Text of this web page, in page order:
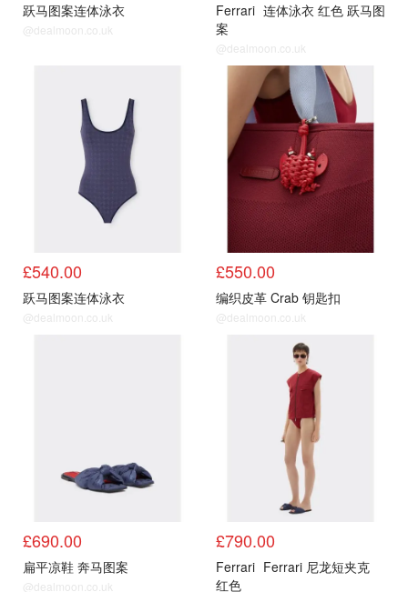
跃马图案连体泳衣
@dealmoon.co.uk
Ferrari 连体泳衣 红色 跃马图
案
@dealmoon.co.uk
£540.00
跃马图案连体泳衣
@dealmoon.co.uk
£550.00
编织皮革 Crab 钥匙扣
@dealmoon.co.uk
£690.00
扁平凉鞋 奔马图案
@dealmoon.co.uk
£790.00
Ferrari Ferrari 尼龙短夹克
红色